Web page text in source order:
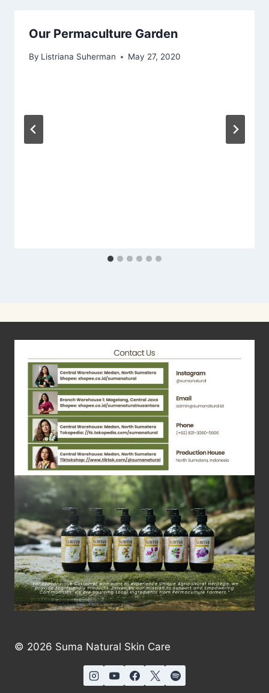
Our Permaculture Garden
By Listriana Suherman May 27, 2020
© 2026 Suma Natural Skin Care